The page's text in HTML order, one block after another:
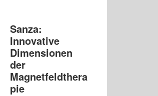
Sanza:
Innovative
Dimensionen
der
Magnetfeldthera
pie